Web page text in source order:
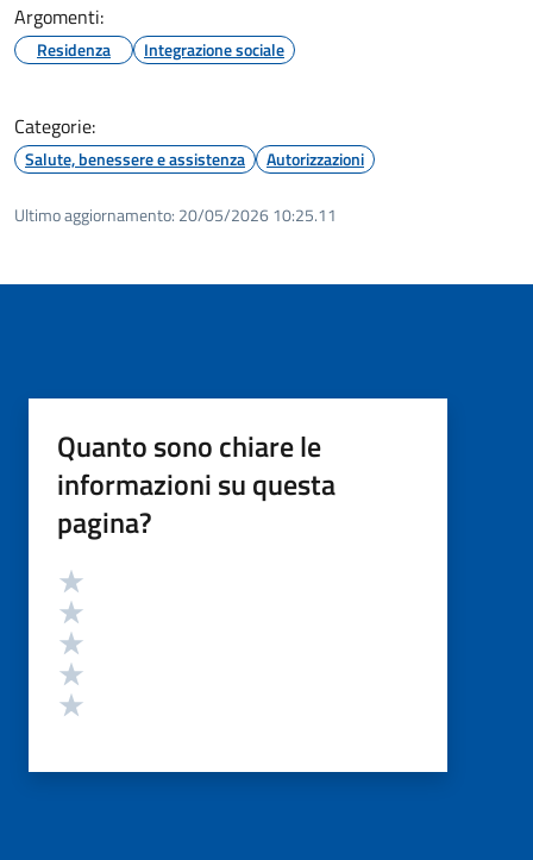
Argomenti:
Residenza Integrazione sociale
Categorie:
Salute, benessere e assistenza Autorizzazioni
Ultimo aggiornamento: 20/05/2026 10:25.11
Quanto sono chiare le
informazioni su questa
pagina?
Valutazione